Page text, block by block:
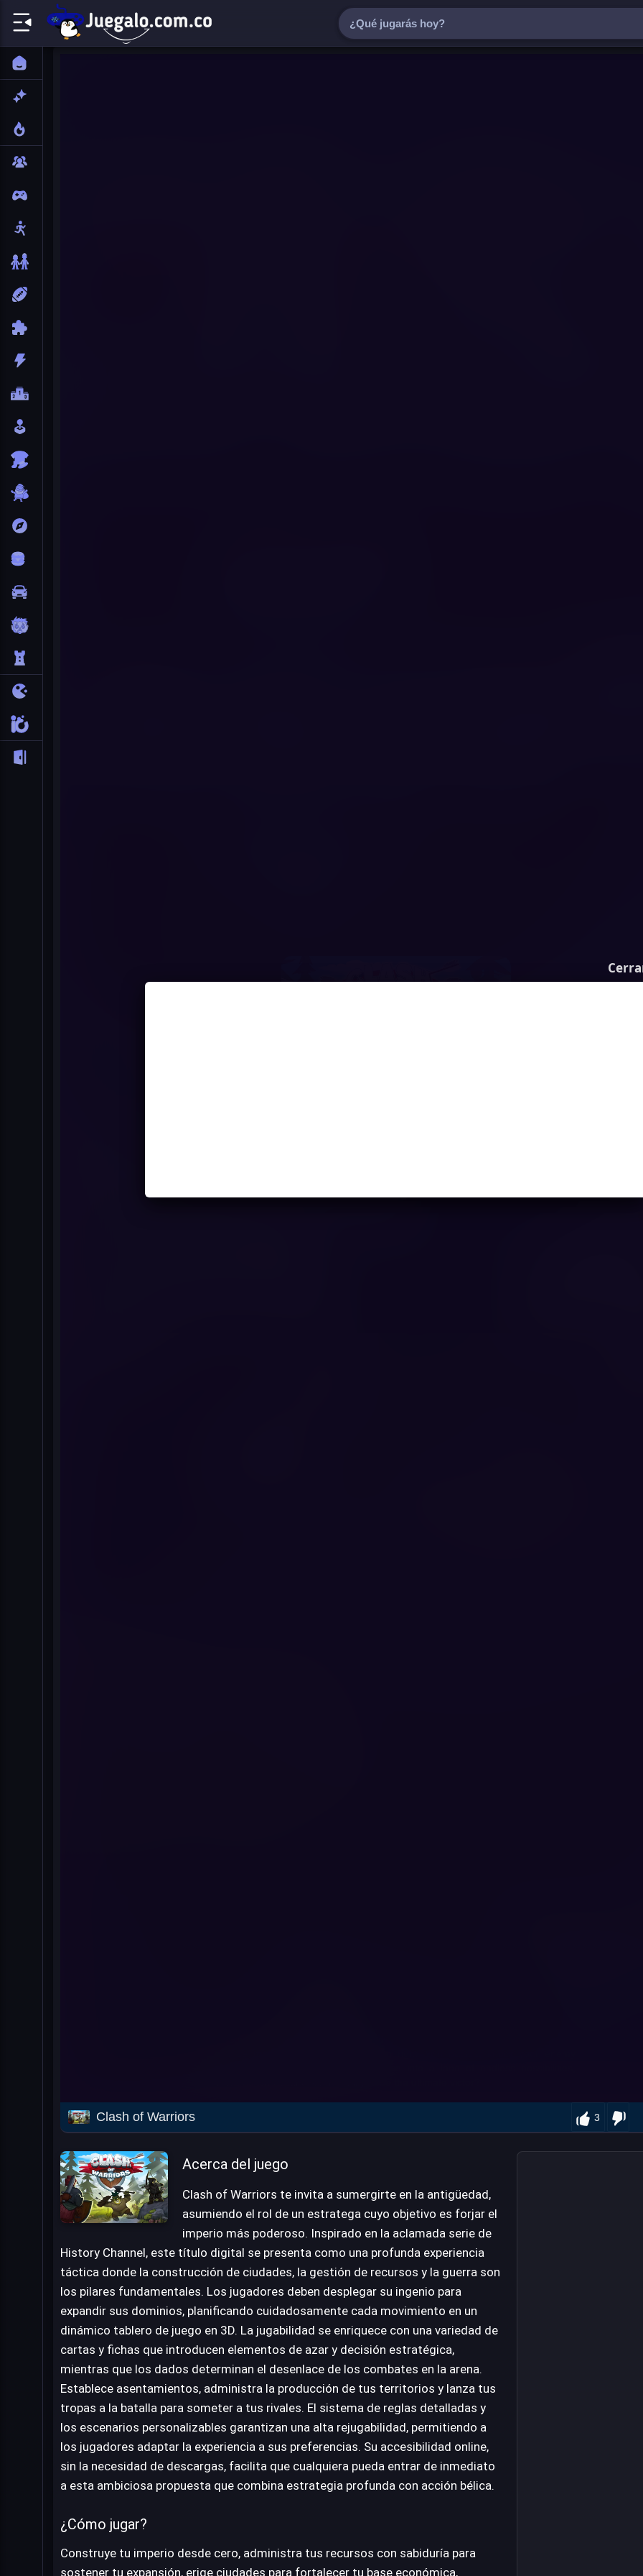
Clash of Warriors 3
Acerca del juego
Clash of Warriors te invita a sumergirte en la antigüedad,
asumiendo el rol de un estratega cuyo objetivo es forjar el
imperio más poderoso. Inspirado en la aclamada serie de
History Channel, este título digital se presenta como una profunda experiencia
táctica donde la construcción de ciudades, la gestión de recursos y la guerra son
los pilares fundamentales. Los jugadores deben desplegar su ingenio para
expandir sus dominios, planificando cuidadosamente cada movimiento en un
dinámico tablero de juego en 3D. La jugabilidad se enriquece con una variedad de
cartas y fichas que introducen elementos de azar y decisión estratégica,
mientras que los dados determinan el desenlace de los combates en la arena.
Establece asentamientos, administra la producción de tus territorios y lanza tus
tropas a la batalla para someter a tus rivales. El sistema de reglas detalladas y
los escenarios personalizables garantizan una alta rejugabilidad, permitiendo a
los jugadores adaptar la experiencia a sus preferencias. Su accesibilidad online,
sin la necesidad de descargas, facilita que cualquiera pueda entrar de inmediato
a esta ambiciosa propuesta que combina estrategia profunda con acción bélica.
¿Cómo jugar?
Construye tu imperio desde cero, administra tus recursos con sabiduría para
sostener tu expansión, erige ciudades para fortalecer tu base económica,